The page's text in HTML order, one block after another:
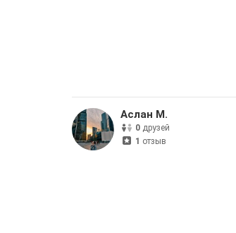
Аслан М.
0 друзей
1 отзыв